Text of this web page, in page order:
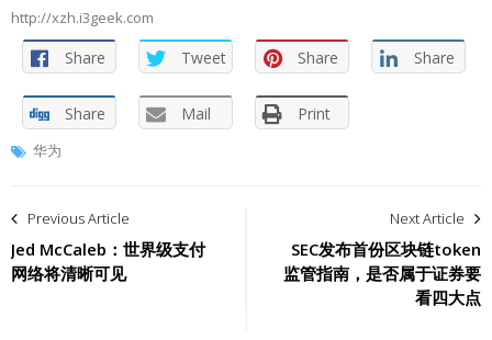
http://xzh.i3geek.com
Share Tweet Share Share
Share Mail Print
华为
章
导
Previous Article
Jed McCaleb：世界级支付
网络将清晰可见
Next Article
SEC发布首份区块链token
监管指南，是否属于证券要
看四大点